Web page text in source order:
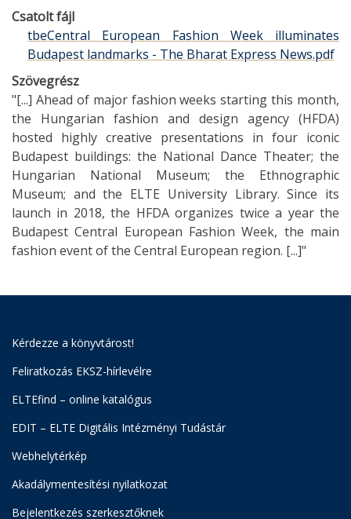
Csatolt fájl
tbeCentral European Fashion Week illuminates
Budapest landmarks - The Bharat Express News.pdf
Szövegrész
"[...] Ahead of major fashion weeks starting this month,
the Hungarian fashion and design agency (HFDA)
hosted highly creative presentations in four iconic
Budapest buildings: the National Dance Theater; the
Hungarian National Museum; the Ethnographic
Museum; and the ELTE University Library. Since its
launch in 2018, the HFDA organizes twice a year the
Budapest Central European Fashion Week, the main
fashion event of the Central European region. [...]"
Kérdezze a könyvtárost!
Feliratkozás EKSZ-hírlevélre
ELTEfind – online katalógus
EDIT – ELTE Digitális Intézményi Tudástár
Webhelytérkép
Akadálymentesítési nyilatkozat
Bejelentkezés szerkesztőknek